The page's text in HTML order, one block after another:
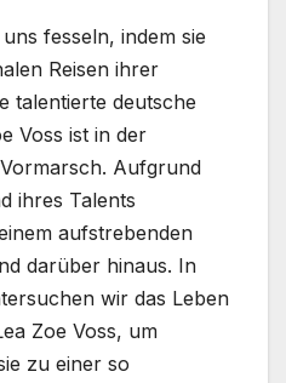
fesseln, indem sie
Reisen ihrer
talentierte deutsche
Voss ist in der
Aufgrund
ihres Talents
aufstrebenden
darüber hinaus. In
wir das Leben
Zoe Voss, um
zu einer so